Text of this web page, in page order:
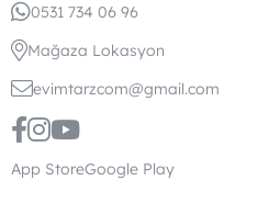
0531 734 06 96
Mağaza Lokasyon
evimtarzcom@gmail.com
App StoreGoogle Play